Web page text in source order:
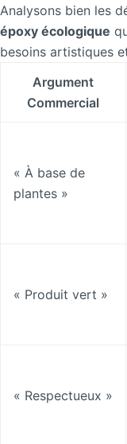
Analysons bien les
époxy écologique
besoins artistiques
Argument
Commercial
« À base de
plantes »
« Produit vert »
« Respectueux »